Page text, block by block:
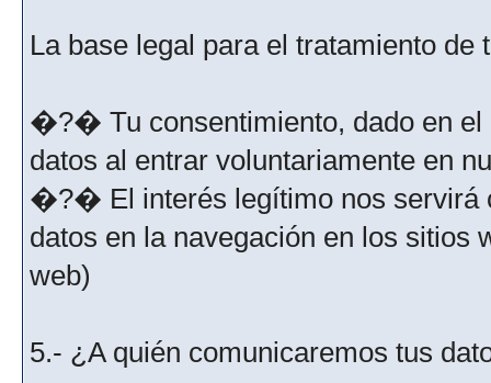
La base legal para el tratamiento
�?� Tu consentimiento, dado en el
datos al entrar voluntariamente en
�?� El interés legítimo nos servirá
datos en la navegación en los sitios
web)
5.- ¿A quién comunicaremos tus